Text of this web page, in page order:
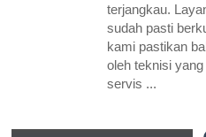
terjangkau.
sudah pasti
kami pastikan
oleh teknisi
servis ...